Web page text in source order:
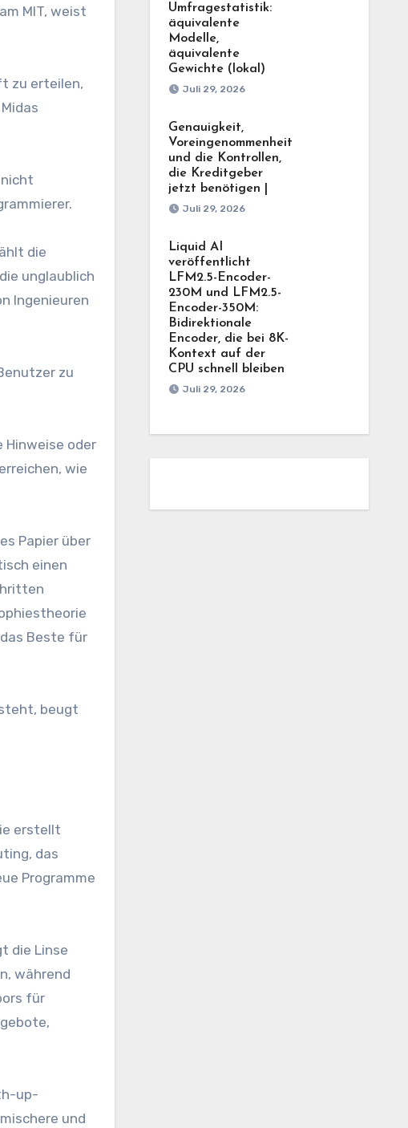
MIT, weist
zu erteilen,
die
unglaublich
Ingenieuren
zu
Hinweise oder
wie
Papier über
einen
Beste für
beugt
erstellt
das
Programme
die Linse
während
für
up-
und
Umfragestatistik:
äquivalente
Modelle,
äquivalente
Gewichte (lokal)
Juli 29, 2026
Genauigkeit,
Voreingenommenheit
und die Kontrollen,
die Kreditgeber
jetzt benötigen |
Juli 29, 2026
Liquid AI
veröffentlicht
LFM2.5-Encoder-
230M und LFM2.5-
Encoder-350M:
Bidirektionale
Encoder, die bei 8K-
Kontext auf der
CPU schnell bleiben
Juli 29, 2026